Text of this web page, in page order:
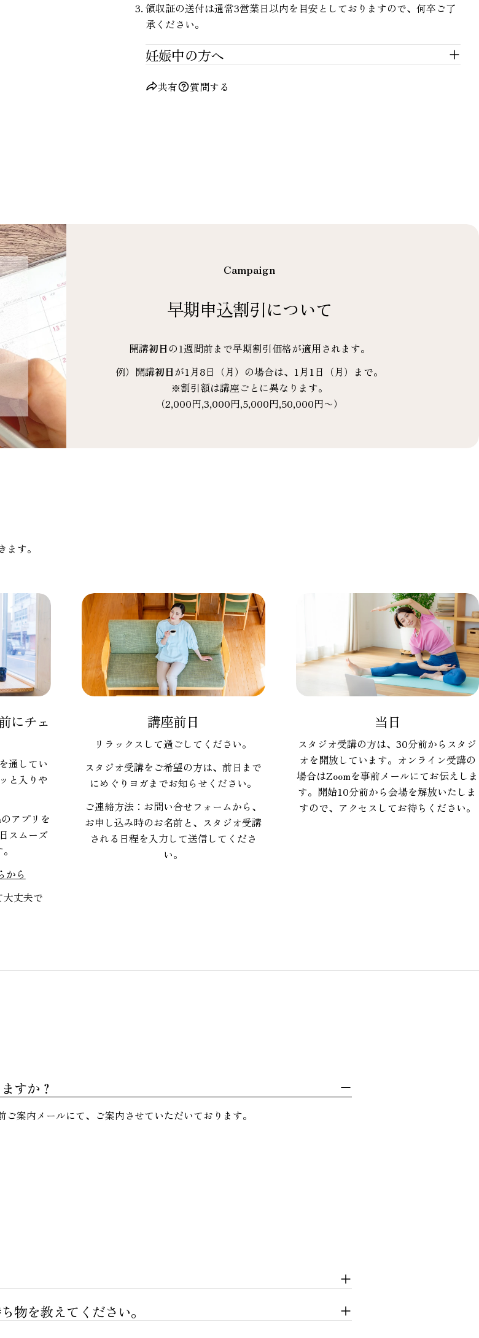
領収証の送付は通常3営業日以内を目安としておりますので、何卒ご了
承ください。
妊娠中の方へ
共有 質問する
Campaign
早期申込割引について
開講初日の1週間前まで早期割引価格が適用されます。
例）開講初日が1月8日（月）の場合は、1月1日（月）まで。
※割引額は講座ごとに異なります。
（2,000円,3,000円,5,000円,50,000円〜）
す。
にチェ
通してい
と入りや
アプリを
スムーズ
から
大丈夫で
講座前日
リラックスして過ごしてください。
スタジオ受講をご希望の方は、前日まで
にめぐりヨガまでお知らせください。
ご連絡方法：お問い合せフォームから、
お申し込み時のお名前と、スタジオ受講
される日程を入力して送信してくださ
い。
当日
スタジオ受講の方は、30分前からスタジ
オを開放しています。オンライン受講の
場合はZoomを事前メールにてお伝えしま
す。開始10分前から会場を解放いたしま
すので、アクセスしてお待ちください。
すか？
案内メールにて、ご案内させていただいております。
物を教えてください。